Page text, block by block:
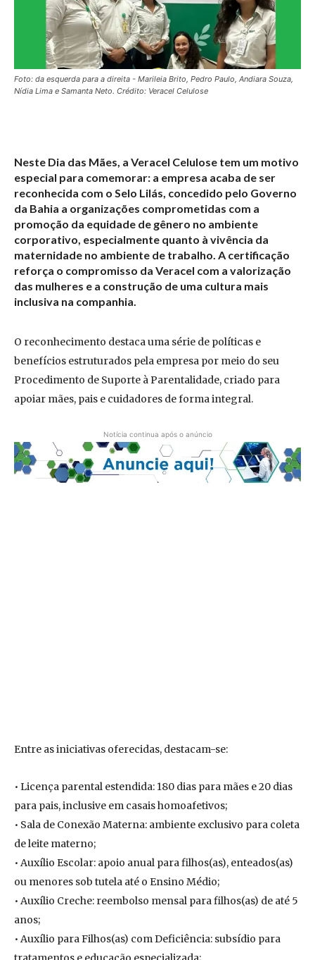
Foto: da esquerda para a direita - Marileia Brito, Pedro Paulo, Andiara Souza,
Nídia Lima e Samanta Neto. Crédito: Veracel Celulose
Neste Dia das Mães, a Veracel Celulose tem um motivo
especial para comemorar: a empresa acaba de ser
reconhecida com o Selo Lilás, concedido pelo Governo
da Bahia a organizações comprometidas com a
promoção da equidade de gênero no ambiente
corporativo, especialmente quanto à vivência da
maternidade no ambiente de trabalho. A certificação
reforça o compromisso da Veracel com a valorização
das mulheres e a construção de uma cultura mais
inclusiva na companhia.
O reconhecimento destaca uma série de políticas e
benefícios estruturados pela empresa por meio do seu
Procedimento de Suporte à Parentalidade, criado para
apoiar mães, pais e cuidadores de forma integral.
Notícia continua após o anúncio
Entre as iniciativas oferecidas, destacam-se:
• Licença parental estendida: 180 dias para mães e 20 dias
para pais, inclusive em casais homoafetivos;
• Sala de Conexão Materna: ambiente exclusivo para coleta
de leite materno;
• Auxílio Escolar: apoio anual para filhos(as), enteados(as)
ou menores sob tutela até o Ensino Médio;
• Auxílio Creche: reembolso mensal para filhos(as) de até 5
anos;
• Auxílio para Filhos(as) com Deficiência: subsídio para